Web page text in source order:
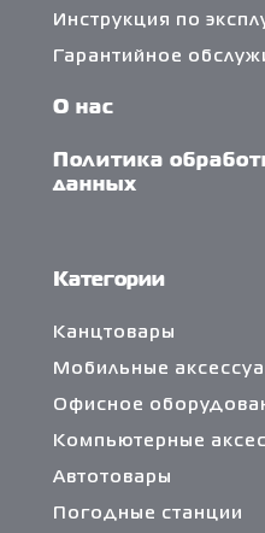
Инструкция по
Гарантийное
О нас
Политика
данных
Категории
Канцтовары
Мобильные
Офисное
Компьютерные
Автотовары
Погодные станции